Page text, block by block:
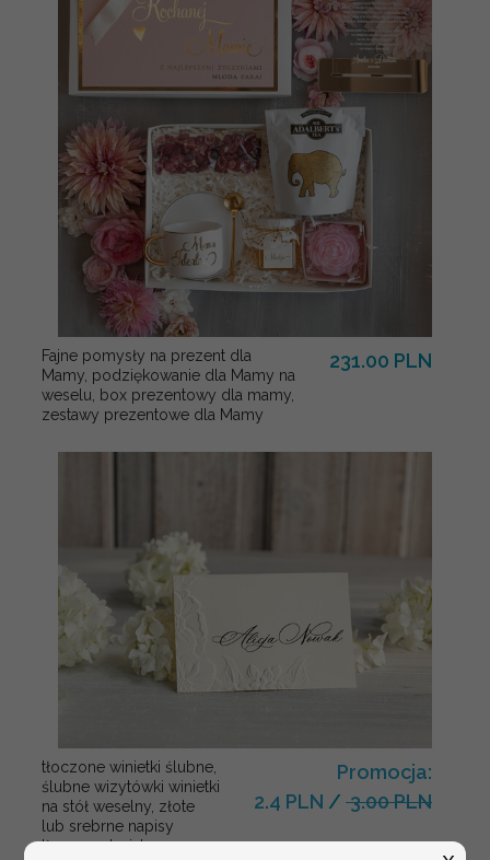
Fajne pomysły na prezent dla
Mamy, podziękowanie dla Mamy na
weselu, box prezentowy dla mamy,
zestawy prezentowe dla Mamy
231.00 PLN
tłoczone winietki ślubne,
ślubne wizytówki winietki
na stół weselny, złote
lub srebrne napisy
tłoczone kwiaty na
Promocja:
2.4 PLN / 3.00 PLN